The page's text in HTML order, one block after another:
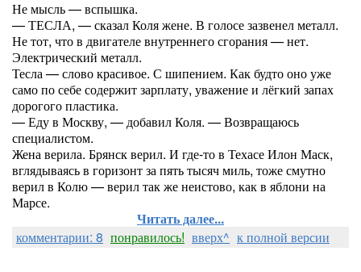
Не мысль — вспышка.
— ТЕСЛА, — сказал Коля жене. В голосе зазвенел металл.
Не тот, что в двигателе внутреннего сгорания — нет.
Электрический металл.
Тесла — слово красивое. С шипением. Как будто оно уже
само по себе содержит зарплату, уважение и лёгкий запах
дорогого пластика.
— Еду в Москву, — добавил Коля. — Возвращаюсь
специалистом.
Жена верила. Брянск верил. И где-то в Техасе Илон Маск,
вглядываясь в горизонт за пять тысяч миль, тоже смутно
верил в Колю — верил так же неистово, как в яблони на
Марсе.
Читать далее...
комментарии: 8 понравилось! вверх^ к полной версии